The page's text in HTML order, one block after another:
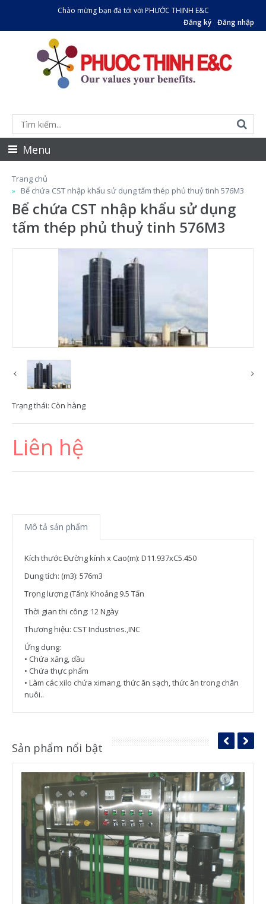
Chào mừng bạn đã tới với PHƯỚC THỊNH E&C
Đăng ký Đăng nhập
Menu
Trang chủ
Bể chứa CST nhập khẩu sử dụng tấm thép phủ thuỷ tinh 576M3
Bể chứa CST nhập khẩu sử dụng
tấm thép phủ thuỷ tinh 576M3
Trạng thái: Còn hàng
Liên hệ
Mô tả sản phẩm
Kích thước Đường kính x Cao(m): D11.937xC5.450
Dung tích: (m3): 576m3
Trọng lượng (Tấn): Khoảng 9.5 Tấn
Thời gian thi công: 12 Ngày
Thương hiệu: CST Industries.,INC
Ứng dụng:
• Chứa xăng, dầu
• Chứa thực phẩm
• Làm các xilo chứa ximang, thức ăn sạch, thức ăn trong chăn
nuôi..
Sản phẩm nổi bật